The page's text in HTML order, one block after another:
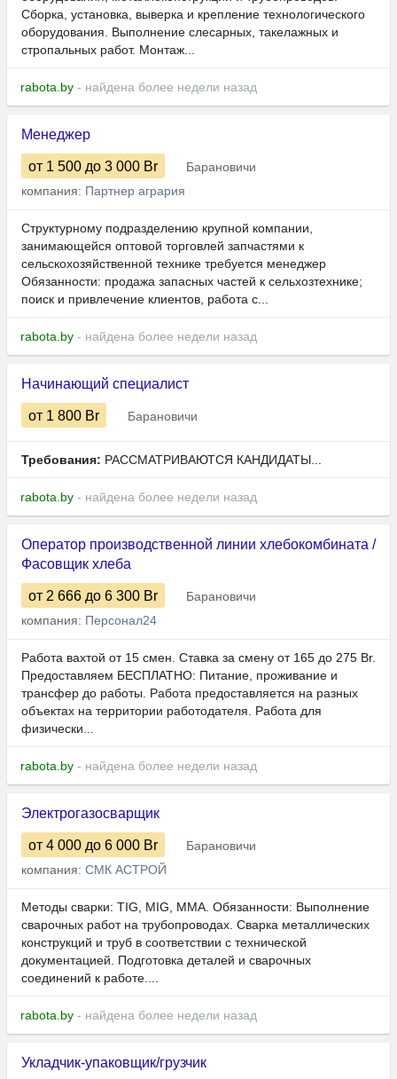
Сборка, установка, выверка и крепление технологического
оборудования. Выполнение слесарных, такелажных и
стропальных работ. Монтаж...
rabota.by - найдена более недели назад
Менеджер
от 1 500 до 3 000 Br
Барановичи
компания: Партнер агрария
Структурному подразделению крупной компании,
занимающейся оптовой торговлей запчастями к
сельскохозяйственной технике требуется менеджер
Обязанности: продажа запасных частей к сельхозтехнике;
поиск и привлечение клиентов, работа с...
rabota.by - найдена более недели назад
Начинающий специалист
от 1 800 Br Барановичи
Требования: РАССМАТРИВАЮТСЯ КАНДИДАТЫ...
rabota.by - найдена более недели назад
Оператор производственной линии хлебокомбината /
Фасовщик хлеба
от 2 666 до 6 300 Br
Барановичи
компания: Персонал24
Работа вахтой от 15 смен. Ставка за смену от 165 до 275 Br.
Предоставляем БЕСПЛАТНО: Питание, проживание и
трансфер до работы. Работа предоставляется на разных
объектах на территории работодателя. Работа для
физически...
rabota.by - найдена более недели назад
Электрогазосварщик
от 4 000 до 6 000 Br
Барановичи
компания: СМК АСТРОЙ
Методы сварки: TIG, MIG, MMA. Обязанности: Выполнение
сварочных работ на трубопроводах. Сварка металлических
конструкций и труб в соответствии с технической
документацией. Подготовка деталей и сварочных
соединений к работе....
rabota.by - найдена более недели назад
Укладчик-упаковщик/грузчик